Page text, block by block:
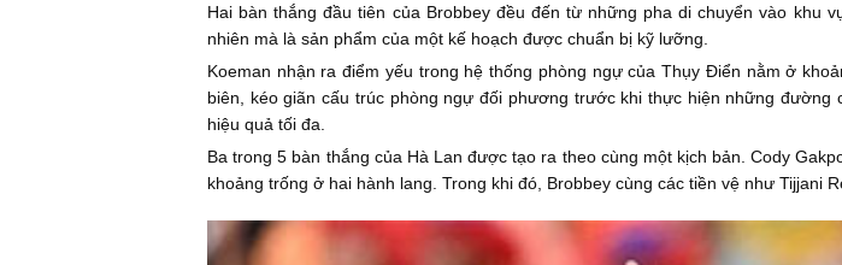
Hai bàn thắng đầu tiên của Brobbey đều đến từ những pha di chuyển vào khu
nhiên mà là sản phẩm của một kế hoạch được chuẩn bị kỹ lưỡng.
Koeman nhận ra điểm yếu trong hệ thống phòng ngự của Thụy Điển nằm ở
biên, kéo giãn cấu trúc phòng ngự đối phương trước khi thực hiện những
hiệu quả tối đa.
Ba trong 5 bàn thắng của Hà Lan được tạo ra theo cùng một kịch bản. Cody
khoảng trống ở hai hành lang. Trong khi đó, Brobbey cùng các tiền vệ như Tijjani